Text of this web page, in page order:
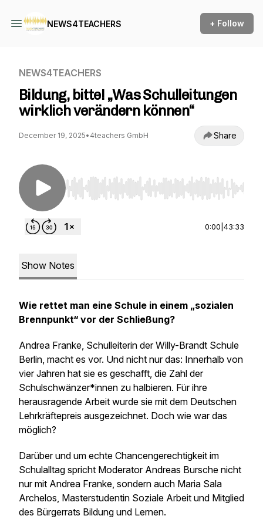
NEWS4TEACHERS + Follow
NEWS4TEACHERS
Bildung, bitte! „Was Schulleitungen
wirklich verändern können“
December 19, 2025• 4teachers GmbH Share
Use Left/Right to seek, Home/End to jump to
0:00 43:33
Show Notes
Wie rettet man eine Schule in einem „sozialen
Brennpunkt“ vor der Schließung?
Andrea Franke, Schulleiterin der Willy-Brandt Schule
Berlin, macht es vor. Und nicht nur das: Innerhalb von
vier Jahren hat sie es geschafft, die Zahl der
Schulschwänzer*innen zu halbieren. Für ihre
herausragende Arbeit wurde sie mit dem Deutschen
Lehrkräftepreis ausgezeichnet. Doch wie war das
möglich?
Darüber und um echte Chancengerechtigkeit im
Schulalltag spricht Moderator Andreas Bursche nicht
nur mit Andrea Franke, sondern auch Maria Sala
Archelos, Masterstudentin Soziale Arbeit und Mitglied
des Bürgerrats Bildung und Lernen.